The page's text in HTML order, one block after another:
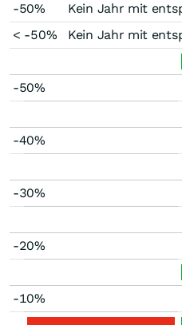
-50%
Kein Jahr mit
< -50%
Kein Jahr mit
-50%
-40%
-30%
-20%
-10%